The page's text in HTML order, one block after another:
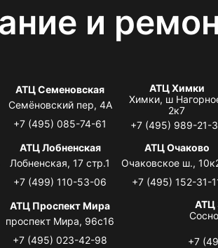
и
АТЦ Семеновская
Семёновский пер, 4А
+7 (495) 085-74-61
АТЦ Химки
Химки, ш
2к7
+7 (495) 989-21-
АТЦ Лобненская
Лобненская, 17 стр.1
+7 (499) 110-53-06
АТЦ Очаково
Очаковское ш.,
+7 (495) 152-31-
АТЦ Проспект Мира
проспект Мира, 96с16
+7 (495) 023-42-98
АТЦ
+7